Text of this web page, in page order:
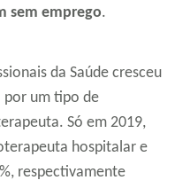
sem emprego.
da Saúde cresceu
por um tipo de
Só em 2019,
hospitalar e
respectivamente